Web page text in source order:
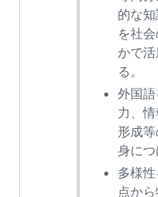
的な
を社
かで
る。
外国
力、
形成
身につ
多様
点か